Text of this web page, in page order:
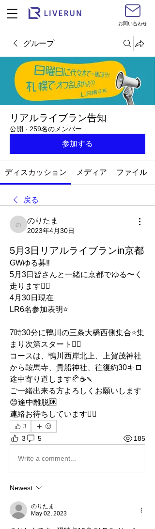
お問い合わせ
グループ
リアルライブラン告知
公開 · 259名のメンバー
参加する
ディスカッション メディア ファイル
戻る
のりたま
のりたま
2023年4月30日
5月3日リアルライブランin京都
GWゆる募‼️
5月3日皆さんと一緒に京都でゆる〜く
走ります🏃‍♂️
4月30日現在
LR6名参加表明⭐️
7時30分に鴨川の三条大橋西側集合⭐️集
まり次第スタート🏃‍♂️
コースは、鴨川西岸北上、上賀茂神社
から鞍馬寺、貴船神社、往復約30キロ
途中寄り道します🥐☕️🍡
ご一緒出来る方よろしくお願いします
😊途中離脱🆗
連絡お待ちしています🙇‍♂️
3
3 5 185
Write a comment...
Newest
のりたま
May 02, 2023